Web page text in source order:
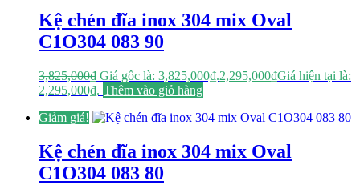
Kệ chén đĩa inox 304 mix Oval
C1O304 083 90
3,825,000₫ Giá gốc là: 3,825,000₫.2,295,000₫Giá hiện tại là:
2,295,000₫. Thêm vào giỏ hàng
Giảm giá!
Kệ chén đĩa inox 304 mix Oval
C1O304 083 80